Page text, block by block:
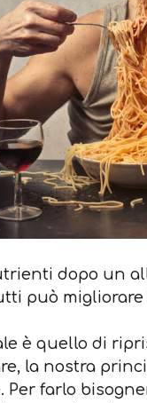
dopo un
può
è quello di
la nostra
Per farlo